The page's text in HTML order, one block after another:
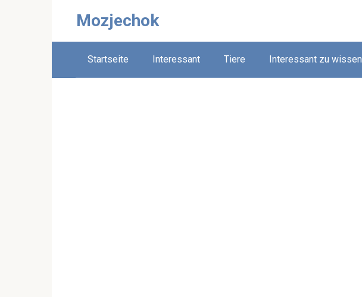
Mozjechok
Startseite Interessant Tiere Interessant zu wissen